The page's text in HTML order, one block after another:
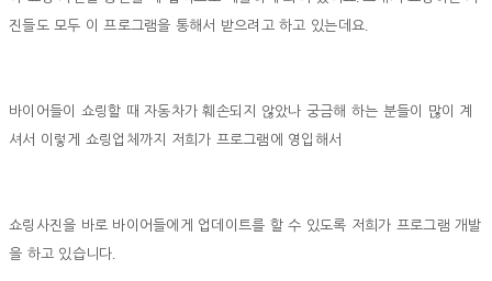
진들도 모두 이 프로그램을 통해서 받으려고 하고 있는데요.
바이어들이 쇼링할 때 자동차가 훼손되지 않았나 궁금해 하는 분들이 많이 계
셔서 이렇게 쇼링업체까지 저희가 프로그램에 영입해서
쇼링사진을 바로 바이어들에게 업데이트를 할 수 있도록 저희가 프로그램 개발
을 하고 있습니다.